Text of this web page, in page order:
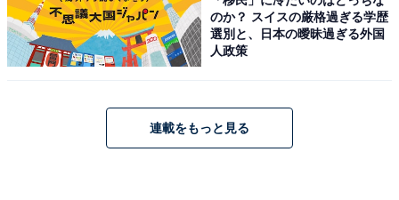
ブラウン「9360cc」
のか？ スイスの厳格過ぎる学歴
選別と、日本の曖昧過ぎる外国
人政策
連載をもっと見る